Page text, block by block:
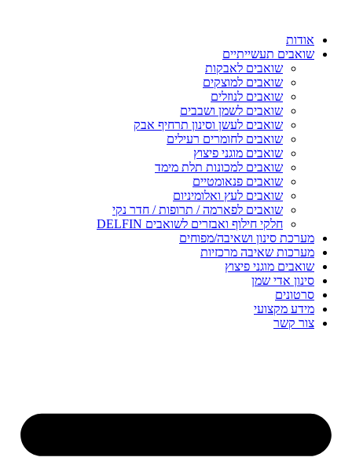
אודות
שואבים תעשייתיים
שואבים לאבקות
שואבים למוצקים
שואבים לנוזלים
שואבים לשמן ושבבים
שואבים לעשן וסינון תרחיף אבק
שואבים לחומרים רעילים
שואבים מוגני פיצוץ
שואבים למכונות תלת מימד
שואבים פנאומטיים
שואבים לעץ ואלומיניום
שואבים לפארמה / תרופות / חדר נקי
חלקי חילוף ואבזרים לשואבים DELFIN
מערכת סינון ושאיבה/מפוחים
מערכות שאיבה מרכזיות
שואבים מוגני פיצוץ
סינון אדי שמן
סרטונים
מידע מקצועי
צור קשר